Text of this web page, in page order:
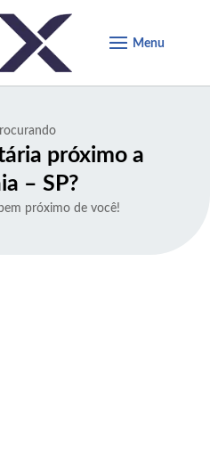
próximo a
– SP?
próximo de você!